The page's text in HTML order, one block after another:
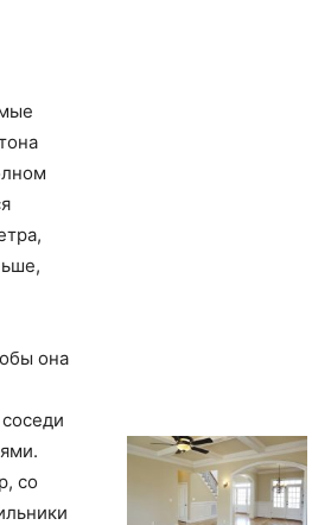
она
со